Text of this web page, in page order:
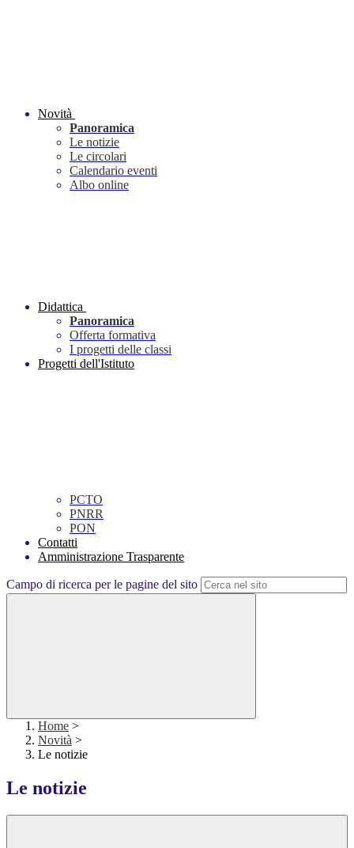
Novità
Panoramica
Le notizie
Le circolari
Calendario eventi
Albo online
Didattica
Panoramica
Offerta formativa
I progetti delle classi
Progetti dell'Istituto
PCTO
PNRR
PON
Contatti
Amministrazione Trasparente
Campo di ricerca per le pagine del sito
Home >
Novità >
Le notizie
Le notizie